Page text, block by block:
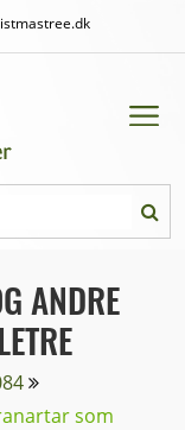
ANDRE
som